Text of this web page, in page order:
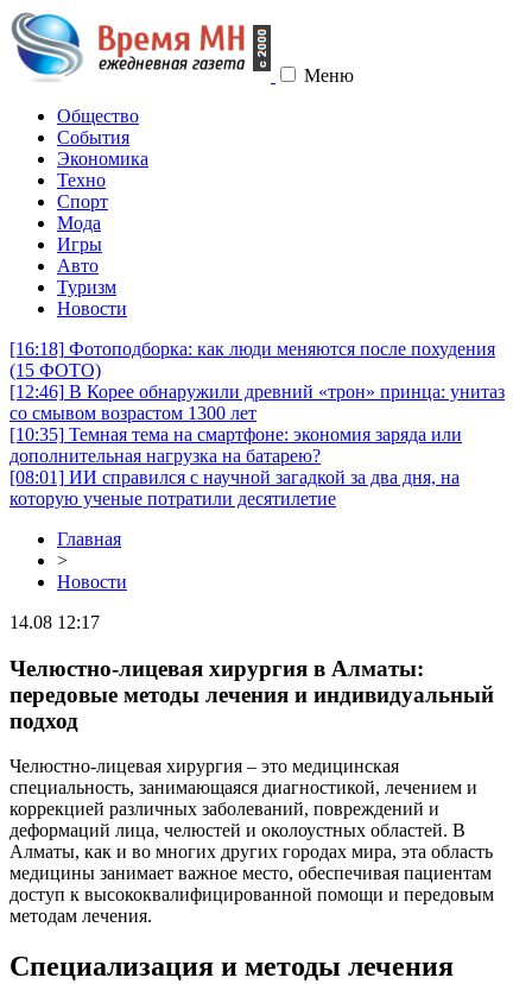
Меню
Общество
События
Экономика
Техно
Спорт
Мода
Игры
Авто
Туризм
Новости
[16:18] Фотоподборка: как люди меняются после похудения
(15 ФОТО)
[12:46] В Корее обнаружили древний «трон» принца: унитаз
со смывом возрастом 1300 лет
[10:35] Темная тема на смартфоне: экономия заряда или
дополнительная нагрузка на батарею?
[08:01] ИИ справился с научной загадкой за два дня, на
которую ученые потратили десятилетие
Главная
>
Новости
14.08 12:17
Челюстно-лицевая хирургия в Алматы:
передовые методы лечения и индивидуальный
подход
Челюстно-лицевая хирургия – это медицинская
специальность, занимающаяся диагностикой, лечением и
коррекцией различных заболеваний, повреждений и
деформаций лица, челюстей и околоустных областей. В
Алматы, как и во многих других городах мира, эта область
медицины занимает важное место, обеспечивая пациентам
доступ к высококвалифицированной помощи и передовым
методам лечения.
Специализация и методы лечения